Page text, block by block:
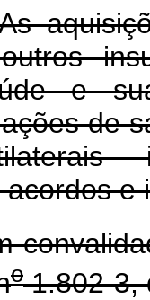
e
de
e
o1.802-3,